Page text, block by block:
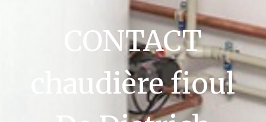
CONTACT
chaudière fioul